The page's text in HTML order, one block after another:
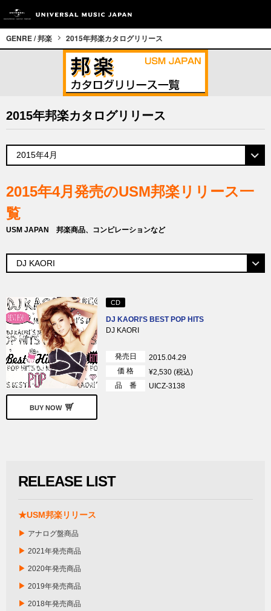
GENRE / 邦楽 2015年邦楽カタログリリース
2015年邦楽カタログリリース
2015年4月発売のUSM邦楽リリース一
覧
USM JAPAN 邦楽商品、コンピレーションなど
BUY NOW
CD
DJ KAORI'S BEST POP HITS
DJ KAORI
発売日
2015.04.29
価 格
¥2,530 (税込)
品 番
UICZ-3138
RELEASE LIST
★USM邦楽リリース
▶ アナログ盤商品
▶ 2021年発売商品
▶ 2020年発売商品
▶ 2019年発売商品
▶ 2018年発売商品